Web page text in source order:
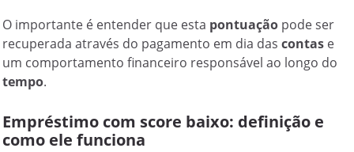
O importante é entender que esta pontuação pode ser
recuperada através do pagamento em dia dascontas e
um comportamento financeiro responsável ao longo do
tempo.
Empréstimo com score baixo: definição e
como ele funciona